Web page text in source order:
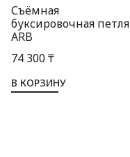
Съёмная
буксировочная петля
ARB
74 300 ₸
В КОРЗИНУ